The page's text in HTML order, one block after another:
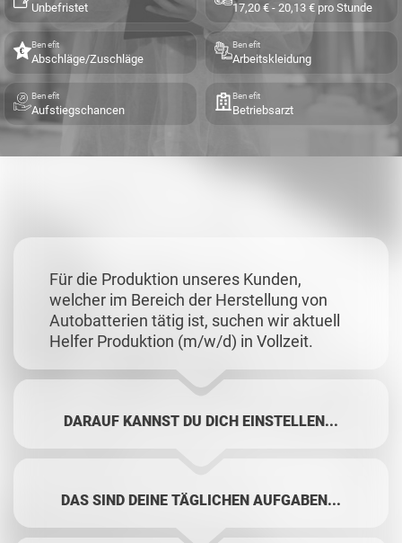
Unbefristet 17,20 € - 20,13 € pro Stunde
Benefit
Abschläge/Zuschläge
Benefit
Arbeitskleidung
Benefit
Aufstiegschancen
Benefit
Betriebsarzt
Für die Produktion unseres Kunden,
welcher im Bereich der Herstellung von
Autobatterien tätig ist, suchen wir aktuell
Helfer Produktion (m/w/d) in Vollzeit.
DARAUF KANNST DU DICH EINSTELLEN...
DAS SIND DEINE TÄGLICHEN AUFGABEN...